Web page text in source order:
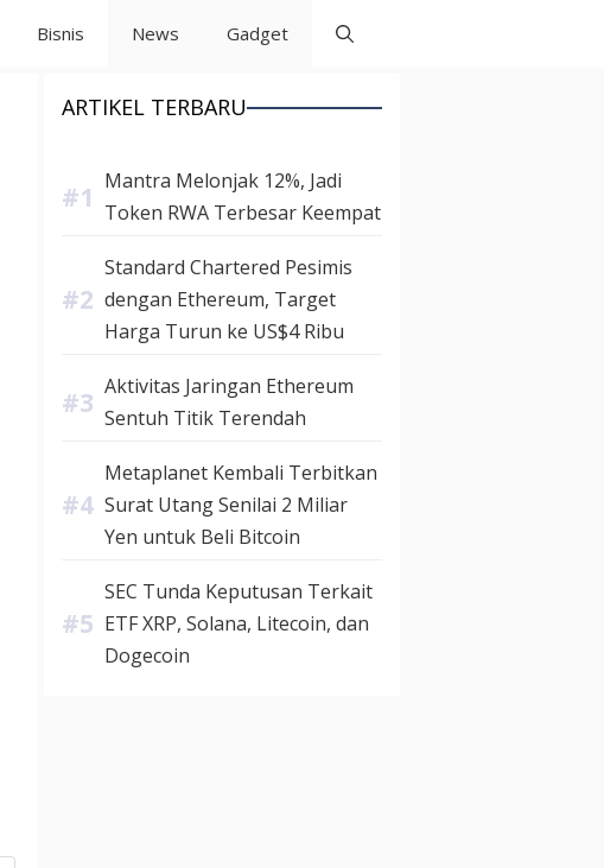
Bisnis News Gadget
ARTIKEL TERBARU
Mantra Melonjak 12%, Jadi
Token RWA Terbesar Keempat
Standard Chartered Pesimis
dengan Ethereum, Target
Harga Turun ke US$4 Ribu
Aktivitas Jaringan Ethereum
Sentuh Titik Terendah
Metaplanet Kembali Terbitkan
Surat Utang Senilai 2 Miliar
Yen untuk Beli Bitcoin
SEC Tunda Keputusan Terkait
ETF XRP, Solana, Litecoin, dan
Dogecoin